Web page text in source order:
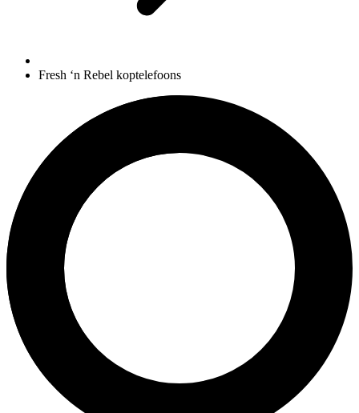
Fresh ‘n Rebel koptelefoons